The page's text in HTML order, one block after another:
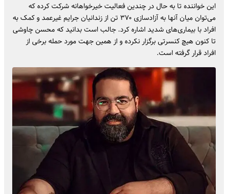
این خواننده تا به حال در چندین فعالیت خیرخواهانه شرکت کرده که
می‌توان میان آنها به آزادسازی ۳۷۰ تن از زندانیان جرایم غیرعمد و کمک به
افراد با بیماری‌های شدید اشاره کرد. جالب است بدانید که محسن چاوشی
تا کنون هیچ کنسرتی برگزار نکرده و از همین جهت مورد حمله برخی از
افراد قرار گرفته است.